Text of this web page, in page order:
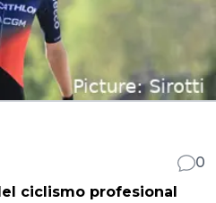
0
ciclismo profesional